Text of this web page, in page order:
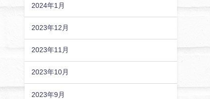
2024年1月
2023年12月
2023年11月
2023年10月
2023年9月